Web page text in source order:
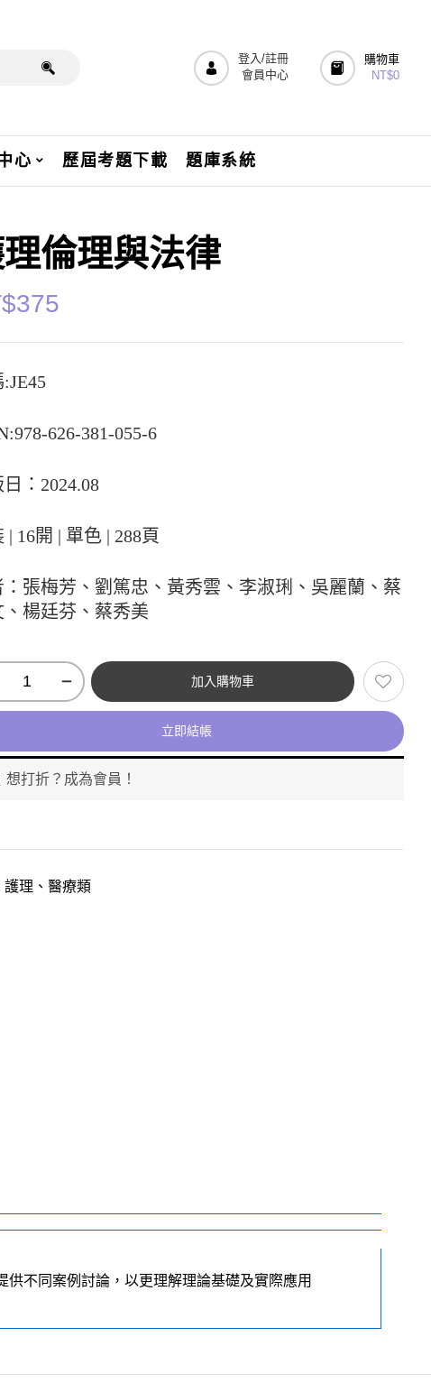
登入/註冊
會員中心
購物車
NT$0
心 歷屆考題下載 題庫系統
倫理與法律
375
626-381-055-6
日：2024.08
| 16開 | 單色 | 288頁
：張梅芳、劉篤忠、黃秀雲、李淑琍、吳麗蘭、蔡
、楊廷芬、蔡秀美
加入購物車
立即結帳
想打折？成為會員！
護理、醫療類
不同案例討論，以更理解理論基礎及實際應用